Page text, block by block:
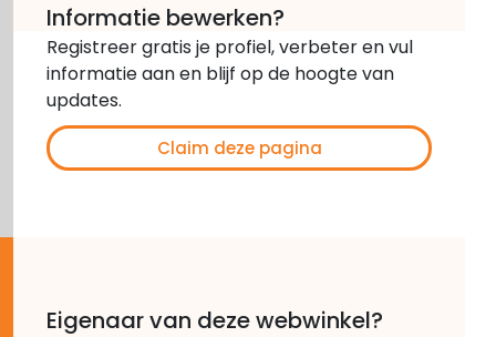
Informatie bewerken?
Registreer gratis je profiel, verbeter en vul
informatie aan en blijf op de hoogte van
updates.
Claim deze pagina
Eigenaar van deze webwinkel?